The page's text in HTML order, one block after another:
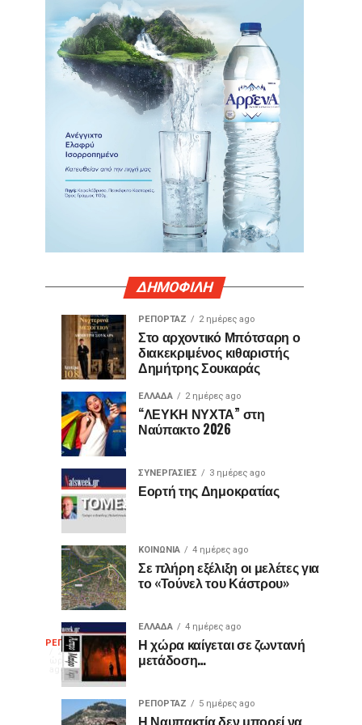
ΔΗΜΟΦΙΛΗ
ΡΕΠΟΡΤΑΖ
20
ώρες
ago
Η
γελοιογραφία
ΤΕΧΝΟΛΟΓΙΑ
ημέρα
ago
Γιατί
ορισμένες
θύρες
USB
είναι
μωβ
έχουν
άλλα
χρώματα;
διαφορά
που
περισσότεροι
δεν
γνωρίζουν
ΚΟΙΝΩΝΙΑ
ημέρες
ago
Θερμό
χειροκρότημα
για
τον
«Ίωνα»
στο
Κάστρο
της
Ναυπάκτου
ΡΕΠΟΡΤΑΖ 2 ημέρες ago
Στο αρχοντικό Μπότσαρη ο
διακεκριμένος κιθαριστής
Δημήτρης Σουκαράς
ΕΛΛΑΔΑ 2 ημέρες ago
“ΛΕΥΚΗ ΝΥΧΤΑ” στη
Ναύπακτο 2026
ΣΥΝΕΡΓΑΣΙΕΣ 3 ημέρες ago
Εορτή της Δημοκρατίας
ΚΟΙΝΩΝΙΑ 4 ημέρες ago
Σε πλήρη εξέλιξη οι μελέτες για
το «Τούνελ του Κάστρου»
ΕΛΛΑΔΑ 4 ημέρες ago
Η χώρα καίγεται σε ζωντανή
μετάδοση…
ΡΕΠΟΡΤΑΖ 5 ημέρες ago
Η Ναυπακτία δεν μπορεί να